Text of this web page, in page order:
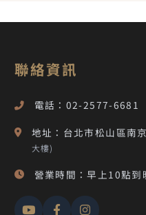
聯絡資訊
電話：02-2577-6681
地址：台北市松山區南
大樓)
營業時間：早上10點到